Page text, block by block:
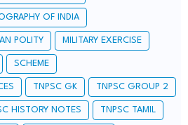
OF INDIA
POLITY MILITARY EXERCISE
SCHEME
TNPSC GK TNPSC GROUP 2
HISTORY NOTES TNPSC TAMIL